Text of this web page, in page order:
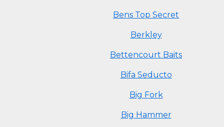
Bens Top Secret
Berkley
Bettencourt Baits
Bifa Seducto
Big Fork
Big Hammer